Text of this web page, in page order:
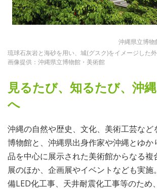
沖縄県立博物
琉球石灰岩と海砂を用い、城(グスク)をイメージした
画像提供：沖縄県立博物館・美術館
見るたび、知るたび、沖
へ
沖縄の自然や歴史、文化、美術工芸など
博物館と、沖縄県出身作家や沖縄とゆか
品を中心に展示された美術館からなる複
展のほか、企画展やイベントなども実施
備LED化工事、天井耐震化工事等のため